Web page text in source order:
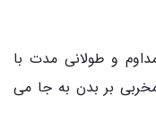
و طولانی مدت با
بر بدن به جا می